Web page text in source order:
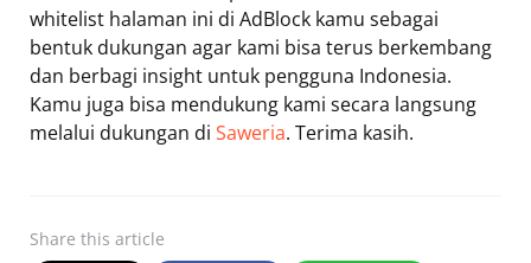
whitelist halaman ini di AdBlock kamu sebagai
bentuk dukungan agar kami bisa terus berkembang
dan berbagi insight untuk pengguna Indonesia.
Kamu juga bisa mendukung kami secara langsung
melalui dukungan di Saweria. Terima kasih.
Share this article